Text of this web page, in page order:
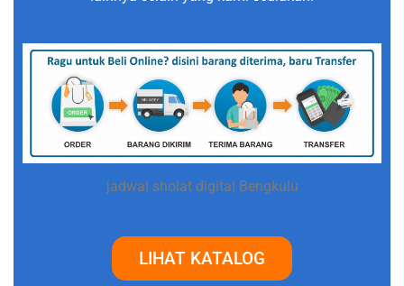
jadwal sholat digital Bengkulu
LIHAT KATALOG